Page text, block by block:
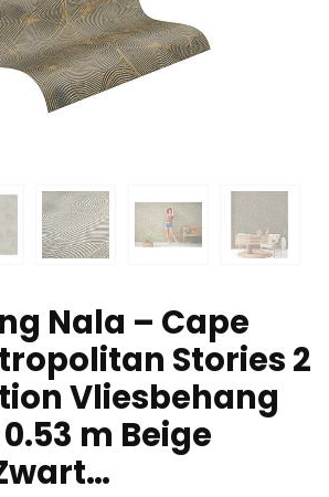
Nala – Cape
Stories 2
Vliesbehang
m Beige